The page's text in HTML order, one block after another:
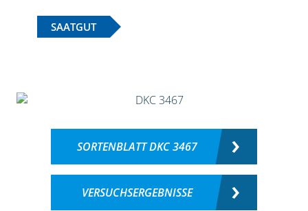
SAATGUT
SORTENBLATT DKC 3467
VERSUCHSERGEBNISSE